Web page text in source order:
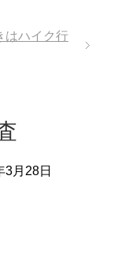
はハイク行
3月28日